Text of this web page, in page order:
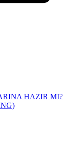
HAZIR MI?